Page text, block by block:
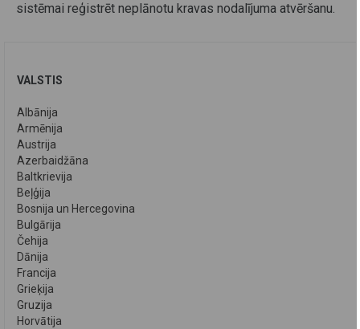
sistēmai reģistrēt neplānotu kravas nodalījuma atvēršanu.
VALSTIS
Albānija
Armēnija
Austrija
Azerbaidžāna
Baltkrievija
Beļģija
Bosnija un Hercegovina
Bulgārija
Čehija
Dānija
Francija
Grieķija
Gruzija
Horvātija